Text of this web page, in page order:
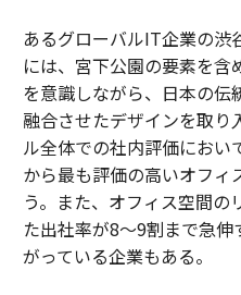
あるグローバルIT企業の渋
には、宮下公園の要素を
を意識しながら、日本の伝
融合させたデザインを取り
ル全体での社内評価におい
から最も評価の高いオフィ
う。また、オフィス空間の
た出社率が8～9割まで急
がっている企業もある。